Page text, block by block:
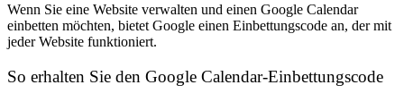
Wenn Sie eine Website verwalten und einen Google Calendar
einbetten möchten, bietet Google einen Einbettungscode an, der mit
jeder Website funktioniert.
So erhalten Sie den Google Calendar-Einbettungscode